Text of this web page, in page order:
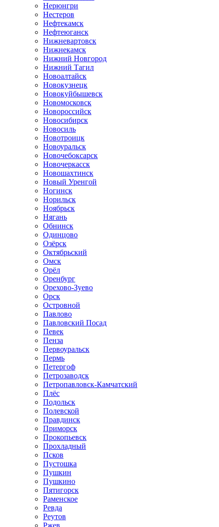
Нерюнгри
Нестеров
Нефтекамск
Нефтеюганск
Нижневартовск
Нижнекамск
Нижний Новгород
Нижний Тагил
Новоалтайск
Новокузнецк
Новокуйбышевск
Новомосковск
Новороссийск
Новосибирск
Новосиль
Новотроицк
Новоуральск
Новочебоксарск
Новочеркасск
Новошахтинск
Новый Уренгой
Ногинск
Норильск
Ноябрьск
Нягань
Обнинск
Одинцово
Озёрск
Октябрьский
Омск
Орёл
Оренбург
Орехово-Зуево
Орск
Островной
Павлово
Павловский Посад
Певек
Пенза
Первоуральск
Пермь
Петергоф
Петрозаводск
Петропавловск-Камчатский
Плёс
Подольск
Полевской
Правдинск
Приморск
Прокопьевск
Прохладный
Псков
Пустошка
Пушкин
Пушкино
Пятигорск
Раменское
Ревда
Реутов
Ржев